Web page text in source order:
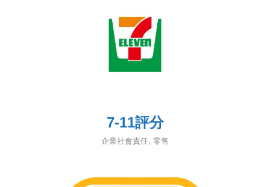
7-11評分
企業社會責任, 零售